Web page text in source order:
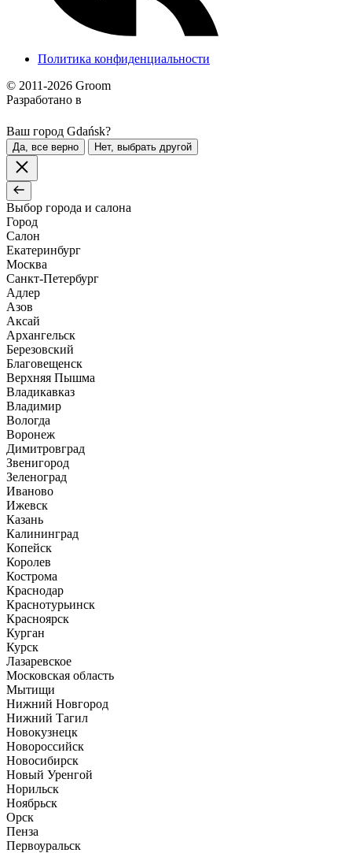
Политика конфиденциальности
© 2011-2026 Groom
Разработано в
Ваш город Gdańsk?
Да, все верно Нет, выбрать другой
Выбор города и салона
Город
Салон
Екатеринбург
Москва
Санкт-Петербург
Адлер
Азов
Аксай
Архангельск
Березовский
Благовещенск
Верхняя Пышма
Владикавказ
Владимир
Вологда
Воронеж
Димитровград
Звенигород
Зеленоград
Иваново
Ижевск
Казань
Калининград
Копейск
Королев
Кострома
Краснодар
Краснотурьинск
Красноярск
Курган
Курск
Лазаревское
Московская область
Мытищи
Нижний Новгород
Нижний Тагил
Новокузнецк
Новороссийск
Новосибирск
Новый Уренгой
Норильск
Ноябрьск
Орск
Пенза
Первоуральск